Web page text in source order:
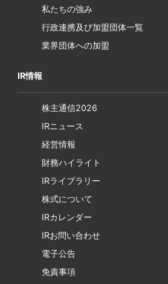
私たちの強み
行政連携及び加盟団体一覧
業界団体への加盟
IR情報
株主通信2026
IRニュース
経営情報
財務ハイライト
IRライブラリー
株式について
IRカレンダー
IRお問い合わせ
電子公告
免責事項